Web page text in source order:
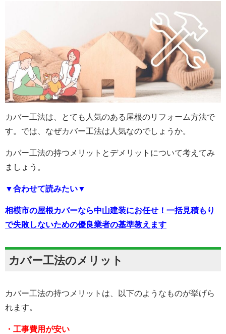
カバー工法は、とても人気のある屋根のリフォーム方法で
す。では、なぜカバー工法は人気なのでしょうか。
カバー工法の持つメリットとデメリットについて考えてみ
ましょう。
▼合わせて読みたい▼
相模市の屋根カバーなら中山建装にお任せ！一括見積もり
で失敗しないための優良業者の基準教えます
カバー工法のメリット
カバー工法の持つメリットは、以下のようなものが挙げら
れます。
・工事費用が安い